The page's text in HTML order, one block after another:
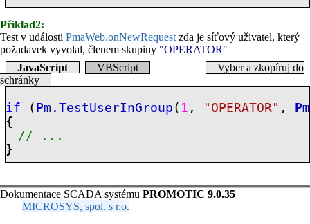
Příklad2:
Test v události PmaWeb.onNewRequest zda je síťový uživatel, který
požadavek vyvolal, členem skupiny "OPERATOR"
JavaScript
VBScript
Vyber a zkopíruj do
schránky
if ( Pm.TestUserInGroup ( 1 , "OPERATOR" ,
{
// ...
}
Dokumentace SCADA systému PROMOTIC 9.0.35
MICROSYS, spol. s r.o.